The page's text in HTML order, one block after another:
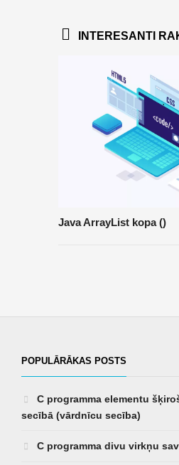
INTERESANTI
Java ArrayList kopa ()
POPULĀRĀKAS POSTS
C programma elementu
secībā (vārdnīcu secība)
C programma divu virkņu